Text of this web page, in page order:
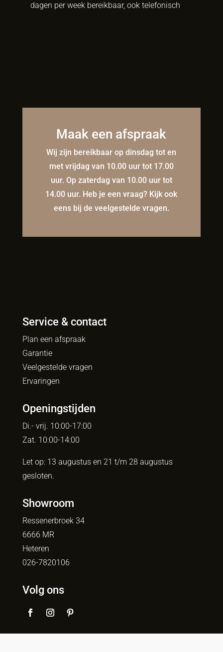
dagen per week bereikbaar, ook telefonisch
Maak een afspraak
Wij zijn bereikbaar op dinsdag tot en
met vrijdag van 10.00 uur tot 17.00
uur. Op zaterdag van 10.00 uur tot
14.00 uur. Heb je een vraag? Kijk ook
eens bij de veelgestelde vragen.
Service & contact
Plan een afspraak
Garantie
Veelgestelde vragen
Ervaringen
Openingstijden
Di.- vrij. 10:00-17:00
Zat. 10:00-14:00
Let op: 13 augustus en 21 t/m 28 augustus
gesloten.
Showroom
Ressenerbroek 34
6666 MR
Heteren
026-7820106
Volg ons